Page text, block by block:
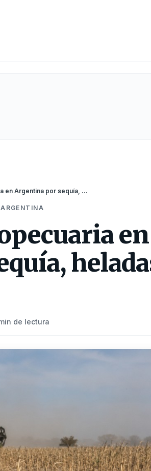
Emergencia agropecuaria en Argentina por sequía, heladas y granizo
ARGENTINA
en
de lectura